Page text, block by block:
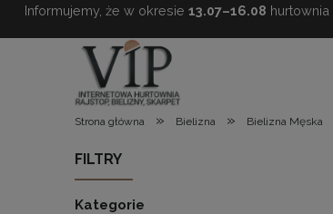
Informujemy, że w okresie 13.07–16.08 hurtownia
Strona główna » Bielizna » Bielizna Męska
FILTRY
Kategorie